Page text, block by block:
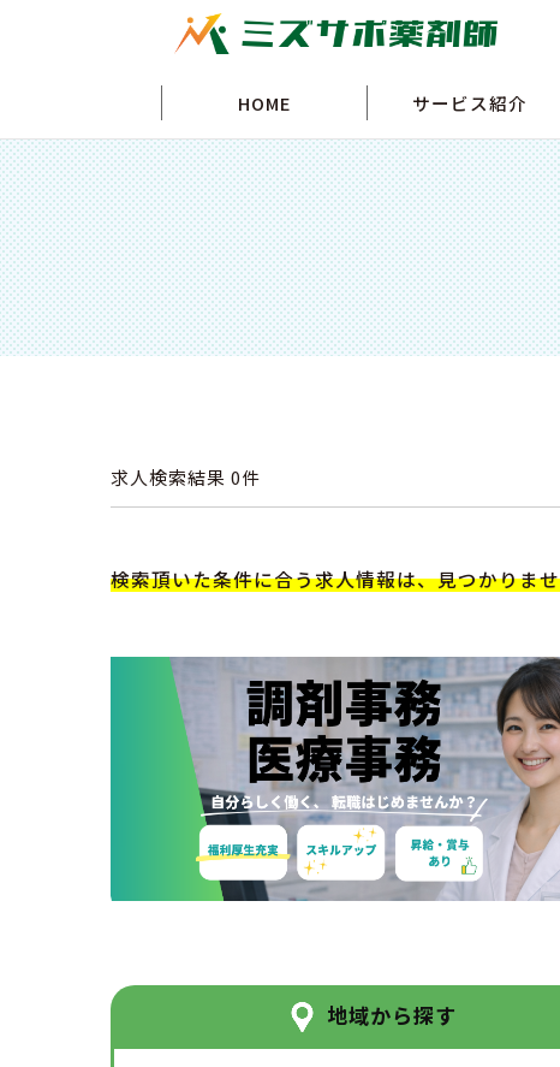
HOME サービス紹介
求人検索結果 0件
検索頂いた条件に合う求人情報は、見つかりま
地域から探す